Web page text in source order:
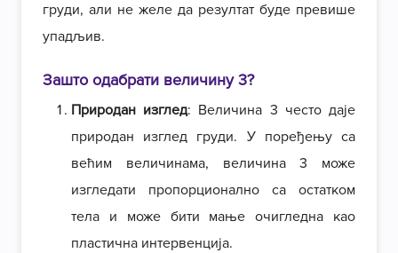
груди, али не желе да резултат буде превише
упадљив.
Зашто одабрати величину 3?
Природан изглед: Величина 3 често даје
природан изглед груди. У поређењу са
већим величинама, величина 3 може
изгледати пропорционално са остатком
тела и може бити мање очигледна као
пластична интервенција.